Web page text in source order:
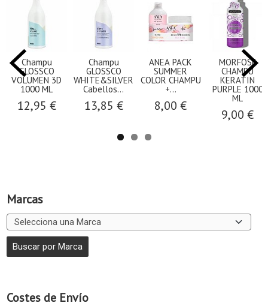
Marcas
Costes de Envío
Champu
GLOSSCO
VOLUMEN 3D
1000 ML
12,95 €
Champu
GLOSSCO
WHITE&SILVER
Cabellos...
13,85 €
ANEA PACK
SUMMER
COLOR CHAMPU
+...
8,00 €
MORFOSE
CHAMPU
KERATIN
PURPLE 1000
ML
9,00 €